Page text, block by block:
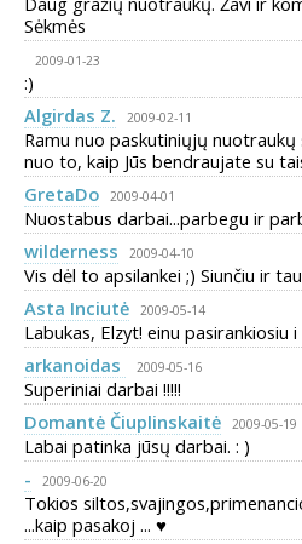
Sėkmės
2009-01-23
:)
Algirdas Z.
2009-02-11
Ramu nuo paskutiniųjų
nuo to, kaip Jūs bendraujate su
GretaDo
2009-04-01
Nuostabus darbai...parbegu ir
wilderness
2009-04-10
Vis dėl to apsilankei ;) Siunčiu ir
Asta Inciutė
2009-05-14
Labukas, Elzyt! einu pasirankiosiu
arkanoidas
2009-05-16
Superiniai darbai !!!!!
Domantė Čiuplinskaitė
2009-05-19
Labai patinka jūsų darbai. : )
-
2009-06-20
Tokios
...kaip pasakoj ... ♥